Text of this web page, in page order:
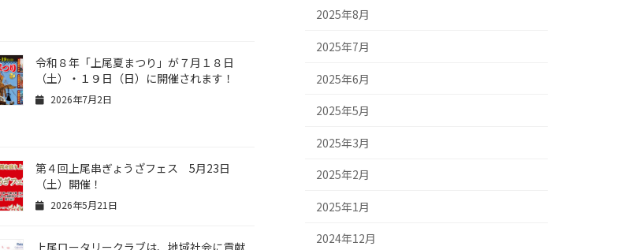
令和８年「上尾夏まつり」が７月１８日
（土）・１９日（日）に開催されます！
2026年7月2日
第４回上尾串ぎょうざフェス 5月23日
（土）開催！
2026年5月21日
2025年8月
2025年7月
2025年6月
2025年5月
2025年3月
2025年2月
2025年1月
2024年12月